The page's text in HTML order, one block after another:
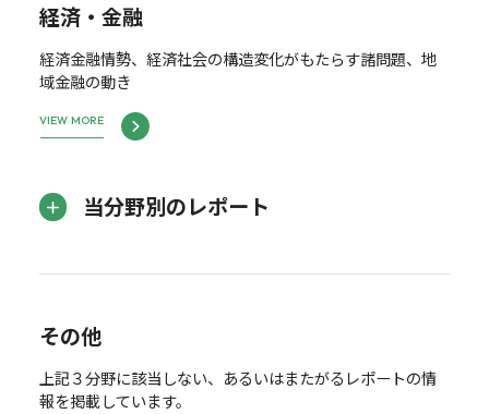
経済・金融
経済金融情勢、経済社会の構造変化がもたらす諸問題、地
域金融の動き
VIEW MORE
当分野別のレポート
その他
上記３分野に該当しない、あるいはまたがるレポートの情
報を掲載しています。